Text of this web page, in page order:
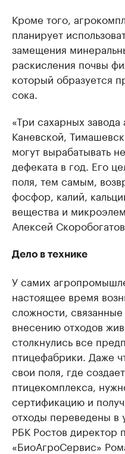
Кроме того,
планирует
замещения
раскисления почвы
который образуется
сока.
«Три сахарных
Каневской,
могут вырабатывать
дефеката в год. Его
поля, тем самым,
фосфор, калий,
вещества и
Алексей Скоробогатов.
Дело в технике
У самих
настоящее время
сложности,
внесению отходов
столкнулись все
птицефабрики. Даже
свои поля, где
птицекомплекса,
сертификацию и
отходы переведены в
РБК Ростов директор
«БиоАгроСервис»